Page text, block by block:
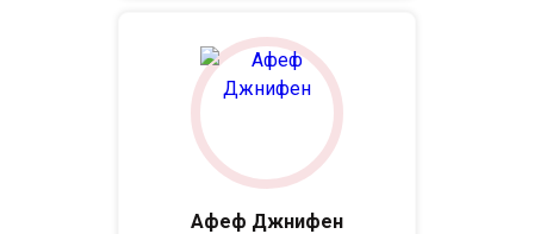
Афеф Джнифен